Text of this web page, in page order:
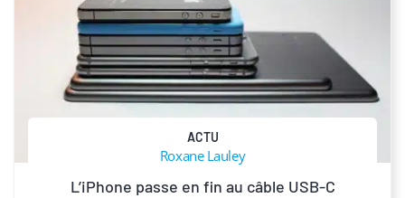
ACTU
Roxane Lauley
L’iPhone passe en fin au câble USB-C